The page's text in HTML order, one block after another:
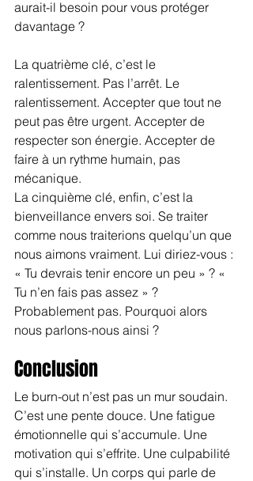
aurait-il besoin pour vous protéger
davantage ?
La quatrième clé, c’est le
ralentissement. Pas l’arrêt. Le
ralentissement. Accepter que tout ne
peut pas être urgent. Accepter de
respecter son énergie. Accepter de
faire à un rythme humain, pas
mécanique.
La cinquième clé, enfin, c’est la
bienveillance envers soi. Se traiter
comme nous traiterions quelqu’un que
nous aimons vraiment. Lui diriez-vous :
« Tu devrais tenir encore un peu » ? «
Tu n’en fais pas assez » ?
Probablement pas. Pourquoi alors
nous parlons-nous ainsi ?
Conclusion
Le burn-out n’est pas un mur soudain.
C’est une pente douce. Une fatigue
émotionnelle qui s’accumule. Une
motivation qui s’effrite. Une culpabilité
qui s’installe. Un corps qui parle de